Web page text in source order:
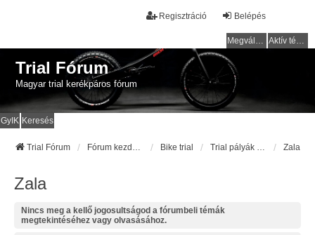
Belépés
Regisztráció
Megválaszolatlan témák Aktív témák
Trial Fórum
Magyar trial kerékpáros fórum
GyIK Keresés
Trial Fórum Bike trial Zala
Zala
Nincs meg a kellő jogosultságod a fórumbeli témák
megtekintéséhez vagy olvasásához.